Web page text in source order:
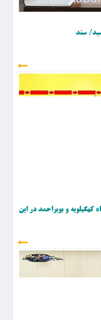
سند
کهگیلویه و بویراحمد در این